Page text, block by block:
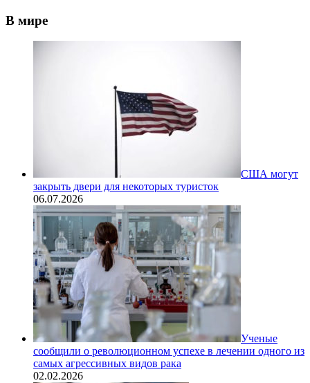
В мире
США могут
закрыть двери для некоторых туристок
06.07.2026
Ученые
сообщили о революционном успехе в лечении одного из
самых агрессивных видов рака
02.02.2026